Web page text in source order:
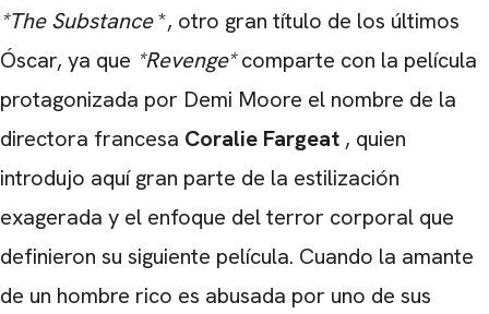
*The Substance*, otro gran título de los últimos
Óscar, ya que *Revenge*comparte con la película
protagonizada por Demi Moore el nombre de la
directora francesa Coralie Fargeat , quien
introdujo aquí gran parte de la estilización
exagerada y el enfoque del terror corporal que
definieron su siguiente película. Cuando la amante
de un hombre rico es abusada por uno de sus